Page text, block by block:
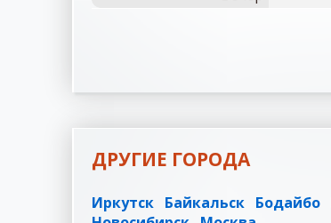
ДРУГИЕ ГОРОДА
Иркутск Байкальск Бодайбо